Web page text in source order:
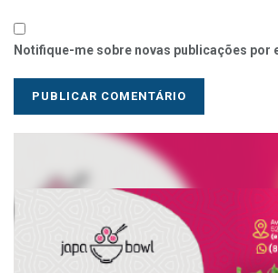
Notifique-me sobre novas publicações por